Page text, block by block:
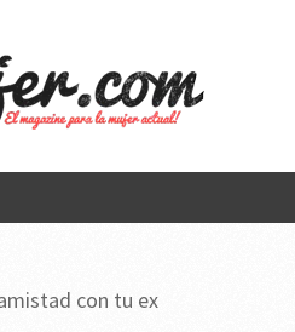
con tu ex